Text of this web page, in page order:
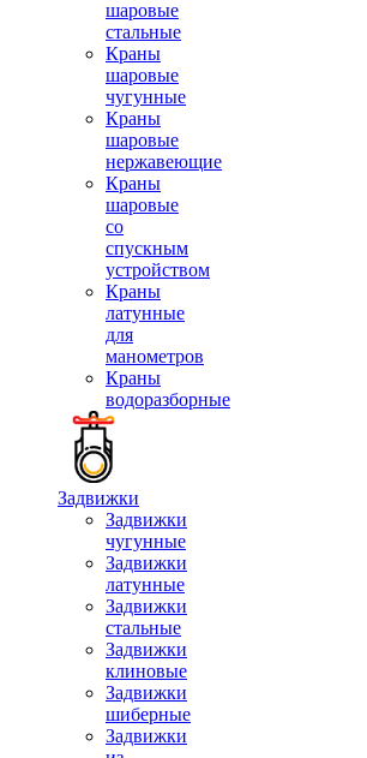
шаровые
стальные
Краны
шаровые
чугунные
Краны
шаровые
нержавеющие
Краны
шаровые
со
спускным
устройством
Краны
латунные
для
манометров
Краны
водоразборные
Задвижки
Задвижки
чугунные
Задвижки
латунные
Задвижки
стальные
Задвижки
клиновые
Задвижки
шиберные
Задвижки